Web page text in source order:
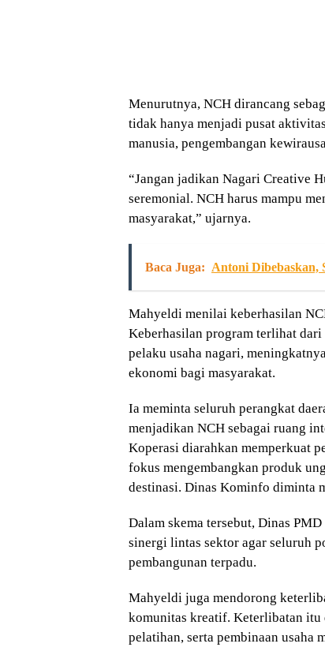
Menurutnya, NCH dirancang
tidak hanya menjadi pusat
manusia, pengembangan
“Jangan jadikan Nagari Creative
seremonial. NCH harus mampu
masyarakat,” ujarnya.
Baca Juga: Antoni Dibebaskan,
Mahyeldi menilai keberhasilan
Keberhasilan program terlihat
pelaku usaha nagari,
ekonomi bagi masyarakat.
Ia meminta seluruh perangkat
menjadikan NCH sebagai ruang
Koperasi diarahkan memperkuat
fokus mengembangkan produk
destinasi. Dinas Kominfo diminta
Dalam skema tersebut, Dinas
sinergi lintas sektor agar seluruh
pembangunan terpadu.
Mahyeldi juga mendorong
komunitas kreatif. Keterlibatan
pelatihan, serta pembinaan usaha